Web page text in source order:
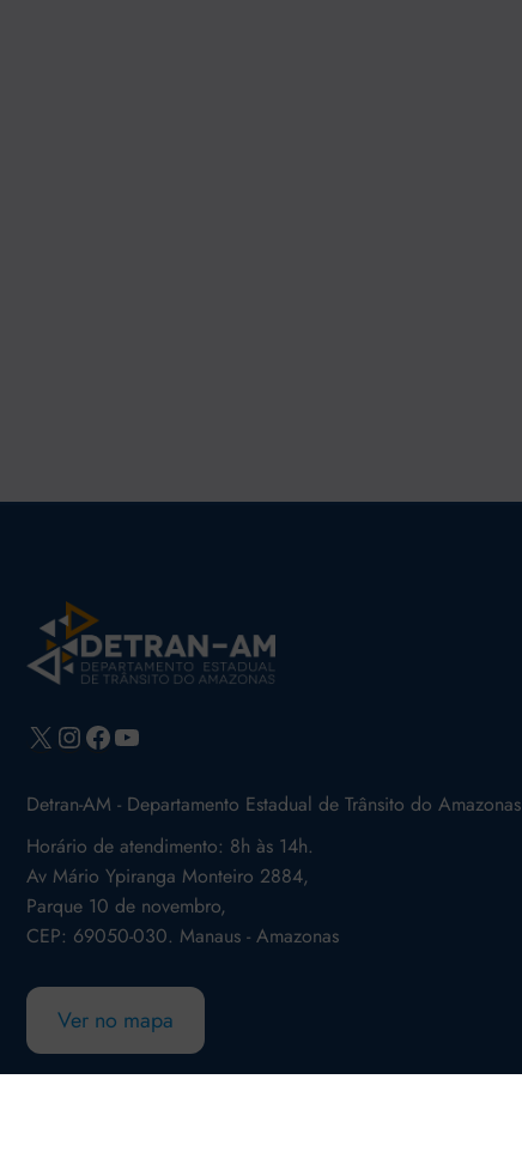
X Instagram
Facebook
Youtube
Detran-AM - Departamento Estadual de Trânsito do Amazonas
Horário de atendimento: 8h às 14h.
Av Mário Ypiranga Monteiro 2884,
Parque 10 de novembro,
CEP: 69050-030. Manaus - Amazonas
Ver no mapa